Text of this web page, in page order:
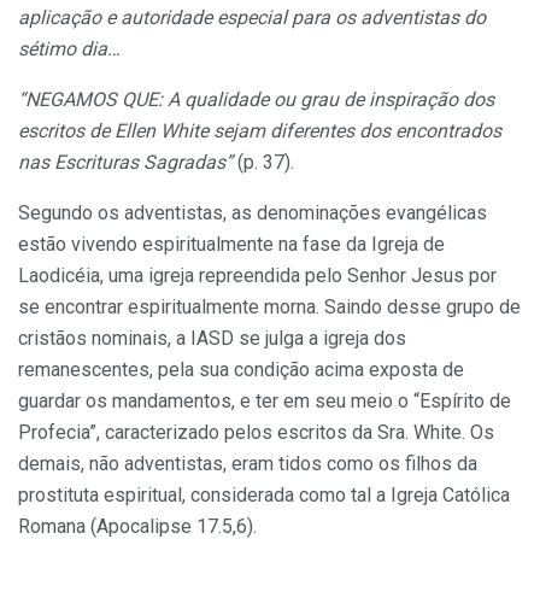
aplicação e autoridade especial para os adventistas do
sétimo dia…
“NEGAMOS QUE: A qualidade ou grau de inspiração dos
escritos de Ellen White sejam diferentes dos encontrados
nas Escrituras Sagradas”(p. 37).
Segundo os adventistas, as denominações evangélicas
estão vivendo espiritualmente na fase da Igreja de
Laodicéia, uma igreja repreendida pelo Senhor Jesus por
se encontrar espiritualmente morna. Saindo desse grupo de
cristãos nominais, a IASD se julga a igreja dos
remanescentes, pela sua condição acima exposta de
guardar os mandamentos, e ter em seu meio o “Espírito de
Profecia”, caracterizado pelos escritos da Sra. White. Os
demais, não adventistas, eram tidos como os filhos da
prostituta espiritual, considerada como tal a Igreja Católica
Romana (Apocalipse 17.5,6).